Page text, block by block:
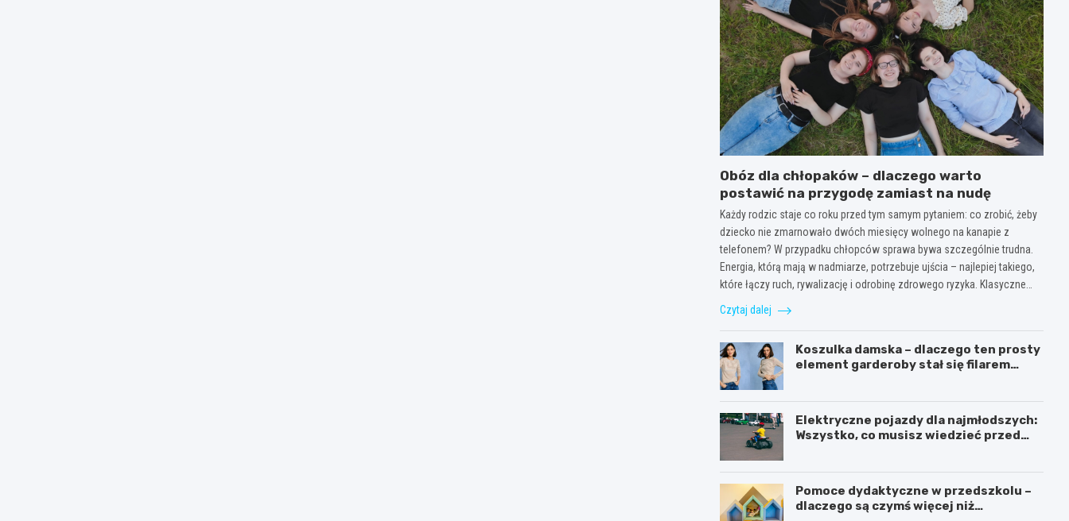
Obóz dla chłopaków – dlaczego warto
postawić na przygodę zamiast na nudę
Każdy rodzic staje co roku przed tym samym pytaniem: co zrobić, żeby
dziecko nie zmarnowało dwóch miesięcy wolnego na kanapie z
telefonem? W przypadku chłopców sprawa bywa szczególnie trudna.
Energia, którą mają w nadmiarze, potrzebuje ujścia – najlepiej takiego,
które łączy ruch, rywalizację i odrobinę zdrowego ryzyka. Klasyczne…
Czytaj dalej
Koszulka damska – dlaczego ten prosty
element garderoby stał się filarem
Elektryczne pojazdy dla najmłodszych:
Wszystko, co musisz wiedzieć przed
Pomoce dydaktyczne w przedszkolu –
dlaczego są czymś więcej niż